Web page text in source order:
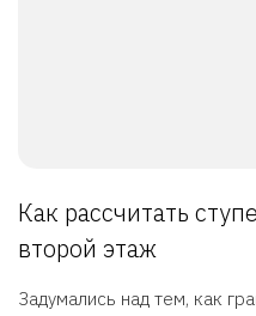
Как рассчитать
второй этаж
Задумались над тем, как